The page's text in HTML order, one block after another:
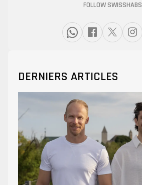
FOLLOW SWISSHABS
DERNIERS ARTICLES